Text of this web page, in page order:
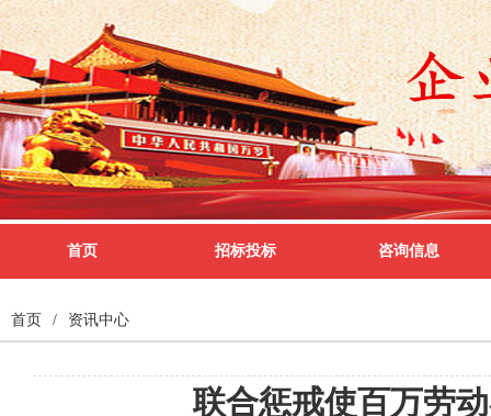
首页 招标投标 咨询信息
首页 / 资讯中心
联合惩戒使百万劳